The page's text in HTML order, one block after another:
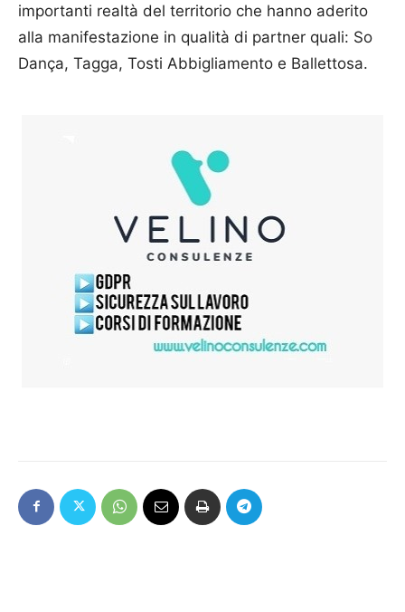
importanti realtà del territorio che hanno aderito
alla manifestazione in qualità di partner quali: So
Dança, Tagga, Tosti Abbigliamento e Ballettosa.